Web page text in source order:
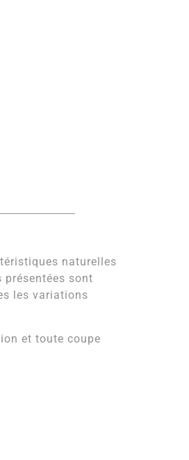
naturelles
présentées sont
les variations
et toute coupe